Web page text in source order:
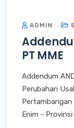
ADMIN
PT MME
Addendum
Perubahan
Pertambangan
Enim -